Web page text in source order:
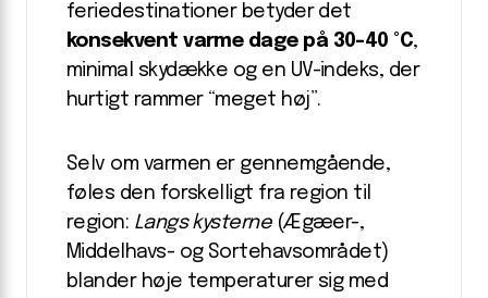
feriedestinationer betyder det
konsekvent varme dage på 30-40 °C,
minimal skydække og en UV-indeks, der
hurtigt rammer “meget høj”.
Selv om varmen er gennemgående,
føles den forskelligt fra region til
region: Langs kysterne(Ægæer-,
Middelhavs- og Sortehavsområdet)
blander høje temperaturer sig med